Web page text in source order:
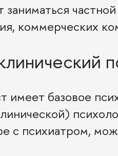
коммерческих
имеет базовое
с психиатром,